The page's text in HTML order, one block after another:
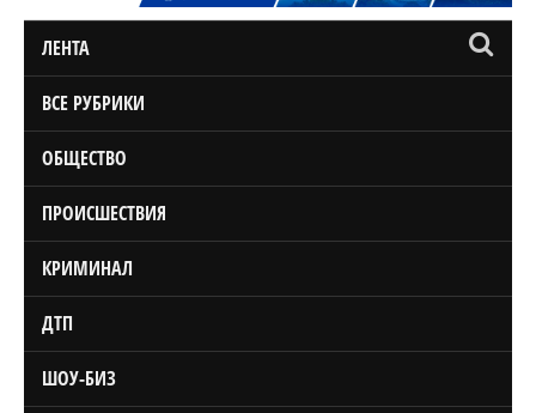
ЛЕНТА
ВСЕ РУБРИКИ
ОБЩЕСТВО
ПРОИСШЕСТВИЯ
КРИМИНАЛ
ДТП
ШОУ-БИЗ